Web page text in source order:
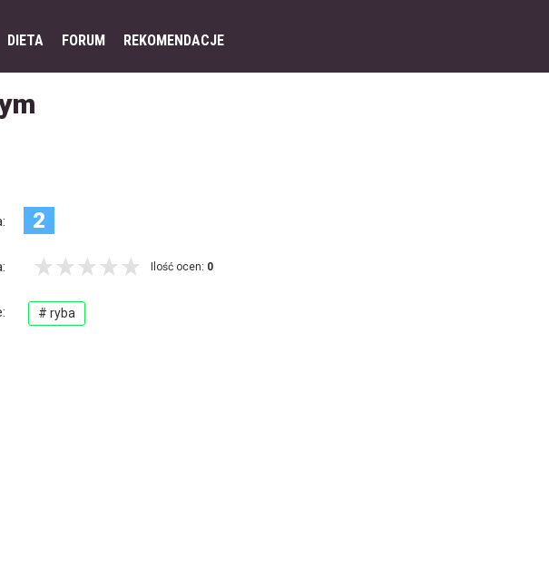
DIETA FORUM REKOMENDACJE
2
Ilość ocen: 0
# ryba